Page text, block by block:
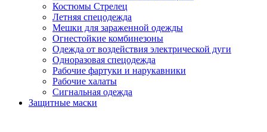
Костюмы Стрелец
Летняя спецодежда
Мешки для зараженной одежды
Огнестойкие комбинезоны
Одежда от воздействия электрической дуги
Одноразовая спецодежда
Рабочие фартуки и нарукавники
Рабочие халаты
Сигнальная одежда
Защитные маски